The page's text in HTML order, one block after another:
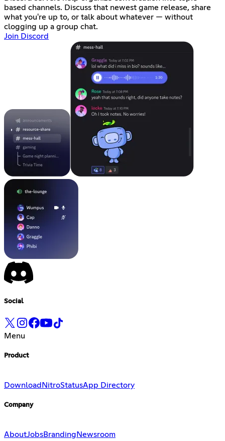
based channels. Discuss that newest game release, share
what you're up to, or talk about whatever — without
clogging up a group chat.
Join Discord
Social
Menu
Product
Download NitroStatusApp Directory
Company
AboutJobsBranding Newsroom